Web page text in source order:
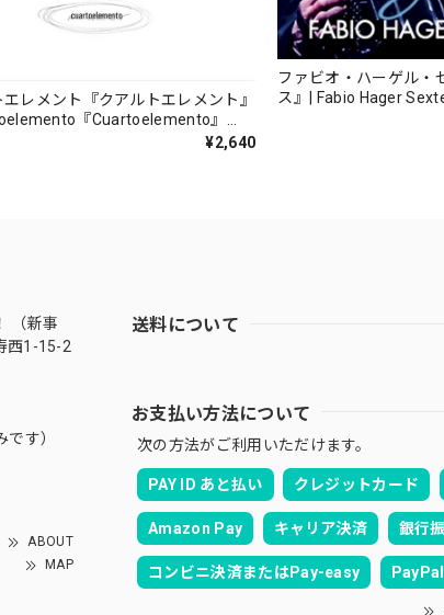
レメント『クアルトエレメント』
『Cuartoelemento』
¥2,640
ファビオ・ハーゲル・
ス』| Fabio Hager
（新事
西1-15-2
す）
ABOUT
MAP
送料について
お支払い方法について
次の方法がご利用いただけます。
PAY ID あと払い クレジットカード
Amazon Pay キャリア決済 銀行
コンビニ決済またはPay-easy PayPal